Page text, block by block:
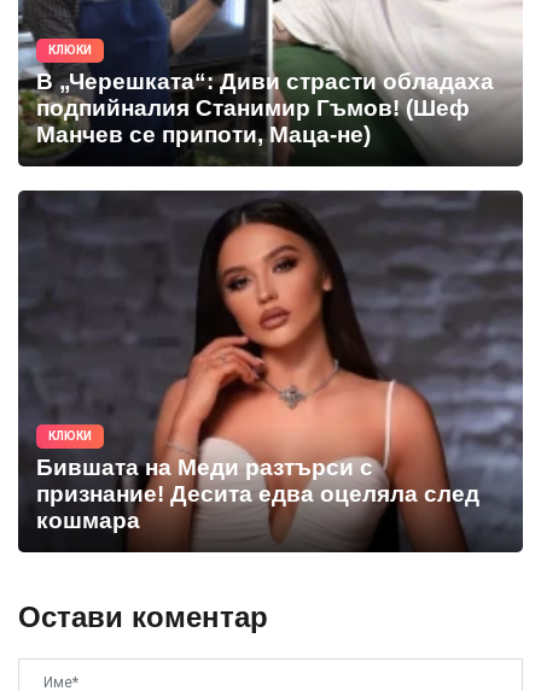
КЛЮКИ
В „Черешката“: Диви страсти обладаха
подпийналия Станимир Гъмов! (Шеф
Манчев се припоти, Маца-не)
КЛЮКИ
Бившата на Меди разтърси с
признание! Десита едва оцеляла след
кошмара
Остави коментар